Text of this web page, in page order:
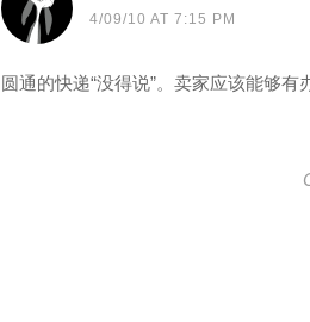
4/09/10 AT 7:15 PM
圆通的快递“没得说”。卖家应该能够有